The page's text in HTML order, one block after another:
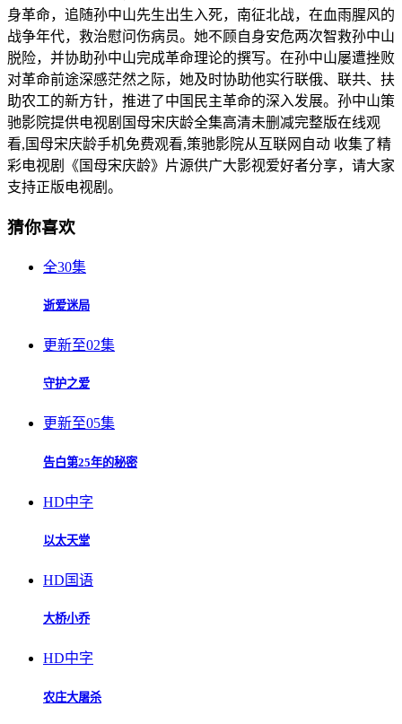
身革命，追随孙中山先生出生入死，南征北战，在血雨腥风的
战争年代，救治慰问伤病员。她不顾自身安危两次智救孙中山
脱险，并协助孙中山完成革命理论的撰写。在孙中山屡遭挫败
对革命前途深感茫然之际，她及时协助他实行联俄、联共、扶
助农工的新方针，推进了中国民主革命的深入发展。孙中山策
驰影院提供电视剧国母宋庆龄全集高清未删减完整版在线观
看,国母宋庆龄手机免费观看,策驰影院从互联网自动 收集了精
彩电视剧《国母宋庆龄》片源供广大影视爱好者分享，请大家
支持正版电视剧。
猜你喜欢
全30集
逝爱迷局
更新至02集
守护之爱
更新至05集
告白第25年的秘密
HD中字
以太天堂
HD国语
大桥小乔
HD中字
农庄大屠杀